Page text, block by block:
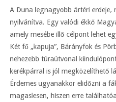
A Duna legnagyobb ártéri erdeje,
nyilvánítva. Egy valódi ékkő
amely mesébe illő célpont lehet
Két fő „kapuja”, Bárányfok és
nehezebb túraútvonal
kerékpárral is jól megközelíthető
Érdemes ugyanakkor elidőzni a
magaslesen, hiszen erre